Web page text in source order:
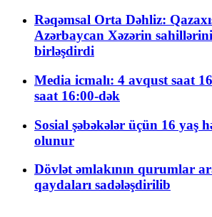
Rəqəmsal Orta Dəhliz:
Azərbaycan Xəzərin
birləşdirdi
Media icmalı: 4 avqust saat
saat 16:00-dək
Sosial şəbəkələr üçün 16 yaş
olunur
Dövlət əmlakının qurumlar
qaydaları sadələşdirilib